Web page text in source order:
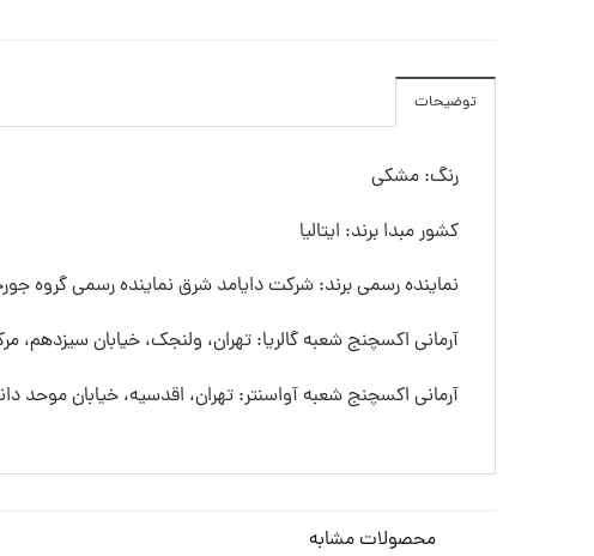
توضیحات
رنگ: مشکی
کشور مبدا برند: ایتالیا
نماینده رسمی برند: شرکت دایامد شرق نماینده رسمی گروه
آرمانی اکسچنج شعبه گالریا: تهران، ولنجک، خیابان سیزدهم،
آرمانی اکسچنج شعبه آواسنتر: تهران، اقدسیه، خیابان
محصولات مشابه